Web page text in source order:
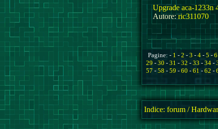
Upgrade aca-1233n
Autore:ric311070
Pagine: - 1 - 2 - 3 - 4 - 5 - 6
29 - 30 - 31 - 32 - 33 - 34 -
57 - 58 - 59 - 60 - 61 - 62 -
Indice: forum /